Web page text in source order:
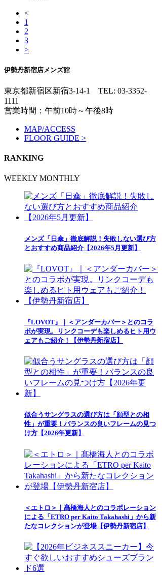
<
1
2
3
>
伊勢丹新宿店メンズ館
東京都新宿区新宿3-14-1 TEL: 03-3352-
1111
営業時間：午前10時～午後8時
MAP/ACCESS
FLOOR GUIDE >
RANKING
WEEKLY MONTHLY
メンズ「日傘」徹底解説！失敗しない選び方
とおすすめ商品紹介【2026年5月更新】
『LOVOT』｜＜アンダーカバー＞とのコラ
ボが実現。リンクコーデも楽しめるヒト用ウ
ェアもご紹介！【伊勢丹新宿店】
似合うサングラスの選び方は「顔型との相
性」が重要！バランスの良いフレームの見つ
け方【2026年更新】
＜エトロ＞｜髙橋海人とのコラボレーション
による「ETRO per Kaito Takahashi」から新
たなコレクションが登場【伊勢丹新宿店】